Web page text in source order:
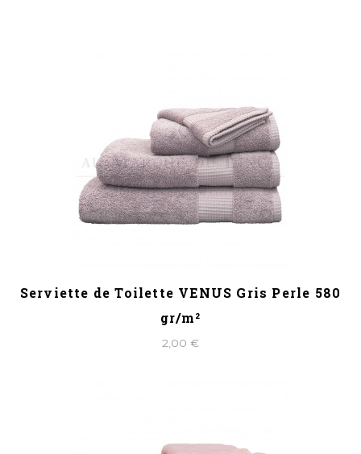
Serviette de Toilette VENUS Gris Perle 580
gr/m²
2,00 €